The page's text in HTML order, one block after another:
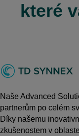
které
Naše Advanced
partnerům po celém
Díky našemu
zkušenostem v